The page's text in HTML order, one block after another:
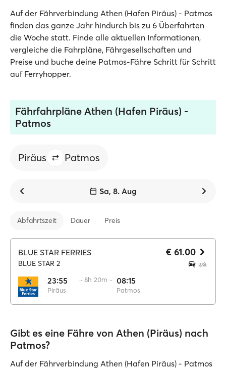
Auf der Fährverbindung Athen (Hafen Piräus) - Patmos
finden das ganze Jahr hindurch bis zu 6 Überfahrten
die Woche statt. Finde alle aktuellen Informationen,
vergleiche die Fahrpläne, Fährgesellschaften und
Preise und buche deine Patmos-Fähre Schritt für Schritt
auf Ferryhopper.
Fährfahrpläne Athen (Hafen Piräus) -
Patmos
Piräus Patmos
Sa, 8. Aug
Abfahrtszeit Dauer Preis
BLUE STAR FERRIES
BLUE STAR 2
23:55
Piräus
·· 8h 20m ·· 08:15
Patmos
€ 61.00
Gibt es eine Fähre von Athen (Piräus) nach
Patmos?
Auf der Fährverbindung Athen (Hafen Piräus) - Patmos